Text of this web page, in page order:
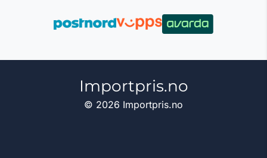
Importpris.no
© 2026 Importpris.no